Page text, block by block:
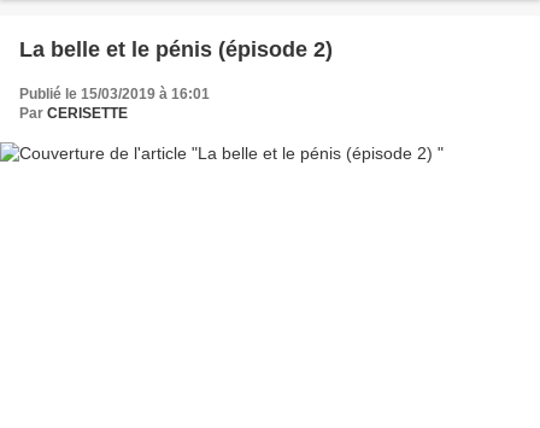
La belle et le pénis (épisode 2)
Publié le 15/03/2019 à 16:01
Par CERISETTE